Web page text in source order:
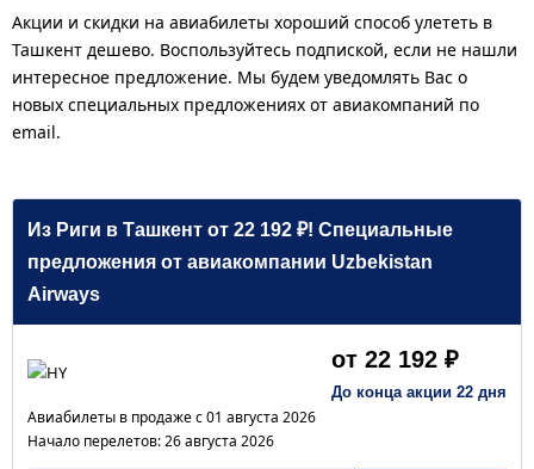
Акции и скидки на авиабилеты хороший способ улететь в
Ташкент дешево. Воспользуйтесь подпиской, если не нашли
интересное предложение. Мы будем уведомлять Вас о
новых специальных предложениях от авиакомпаний по
email.
Из Риги в Ташкент от 22 192 ₽! Специальные
предложения от авиакомпании Uzbekistan
Airways
от 22 192 ₽
До конца акции 22 дня
Авиабилеты в продаже с 01 августа 2026
Начало перелетов: 26 августа 2026